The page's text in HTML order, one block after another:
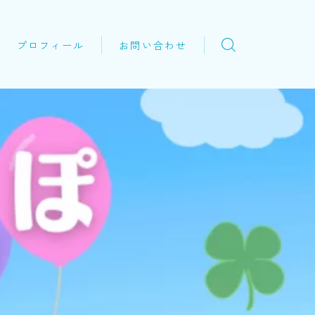
プロフィール お問い合わせ